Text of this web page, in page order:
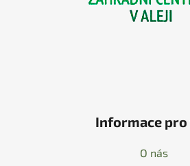
Informace pro
O nás